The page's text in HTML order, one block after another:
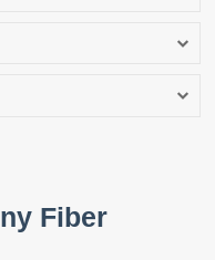
Fiber